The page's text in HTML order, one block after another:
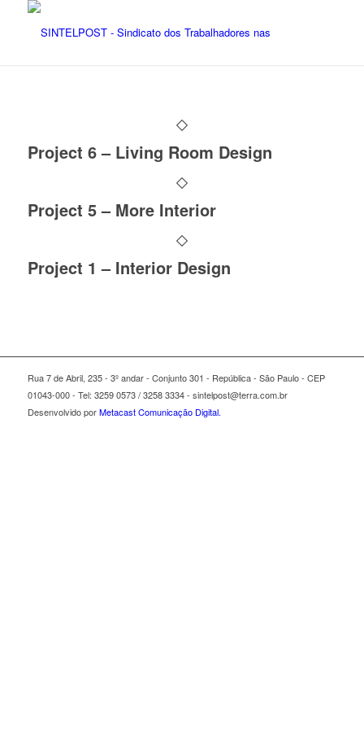
Project 6 – Living Room Design
Project 5 – More Interior
Project 1 – Interior Design
Rua 7 de Abril, 235 - 3º andar - Conjunto 301 - República - São Paulo - CEP
01043-000 - Tel: 3259 0573 / 3258 3334 - sintelpost@terra.com.br
Desenvolvido porMetacast Comunicação Digital.